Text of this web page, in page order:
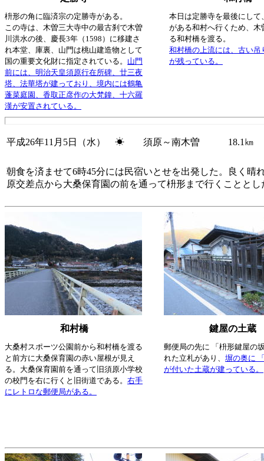
枡形の角に臨済宗の定勝寺がある。
この寺は、木曽三大寺中の最古刹で木曽
川洪水の後、慶長3年（1598）に移建さ
れ本堂、庫裏、山門は桃山建造物として
国の重要文化財に指定されている。 山門
前には、明治天皇須原行在所碑、廿三夜
塔、法華塔が建っており、境内には鶴亀
蓬菜庭園、香取正彦作の大梵鐘、十六羅
漢が安置されている。
本日は定勝寺を最後にして
がある和村へ行くため、木
る和村橋を渡る。
和村橋の上流には、古い吊
が残っている。
平成26年11月5日（水） ☀ 須原～南木曽 18.1㎞
朝食を済ませて6時45分には民宿いとせを出発した。良く
原交差点から大桑保育園の前を通って枡形まで行くこととし
和村橋 鍵屋の土蔵
大桑村スポーツ公園前から和村橋を渡る
と前方に大桑保育園の赤い屋根が見え
る。大桑保育園前を通って旧須原小学校
の校門を右に行くと旧街道である。 右手
にレトロな郵便局がある。
郵便局の先に 「枡形鍵屋の
れた立札があり、 塀の奥に
が付いた土蔵が建っている。